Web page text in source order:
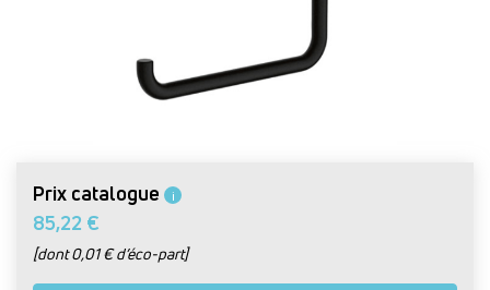
Prix catalogue i
85,22 €
[dont 0,01 € d’éco-part]